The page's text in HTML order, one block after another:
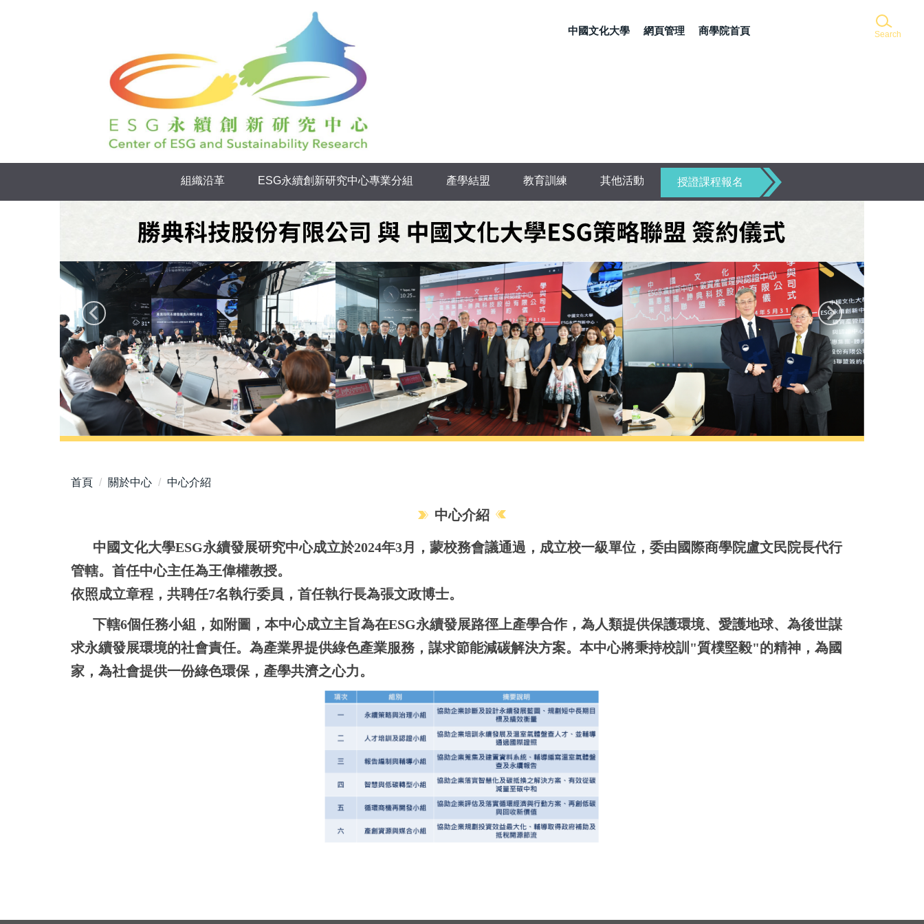
Search
中國文化大學 網頁管理 商學院首頁
組織沿革 ESG永續創新研究中心專業分組 產學結盟 教育訓練 其他活動 授證課程報名
首頁 關於中心 中心介紹
中心介紹
中國文化大學ESG永續發展研究中心成立於2024年3月，蒙校務會議通過，成立校一級單位，委由國際商學院盧文民院長代行
管轄。首任中心主任為王偉權教授。
依照成立章程，共聘任7名執行委員，首任執行長為張文政博士。
下轄6個任務小組，如附圖，本中心成立主旨為在ESG永續發展路徑上產學合作，為人類提供保護環境、愛護地球、為後世謀
求永續發展環境的社會責任。為產業界提供綠色產業服務，謀求節能減碳解決方案。本中心將秉持校訓"質樸堅毅"的精神，為國
家，為社會提供一份綠色環保，產學共濟之心力。